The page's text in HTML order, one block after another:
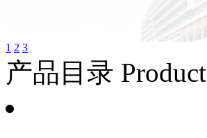
1 2 3
产品目录 Product